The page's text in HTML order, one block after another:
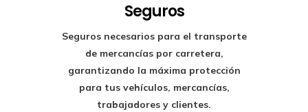
Seguros
Seguros necesarios para el transporte
de mercancías por carretera,
garantizando la máxima protección
para tus vehículos, mercancías,
trabajadores y clientes.